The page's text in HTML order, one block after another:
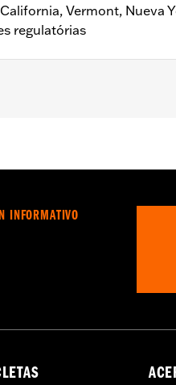
Vermont, Nueva
regulatórias
,Con capucha
INFORMATIVO